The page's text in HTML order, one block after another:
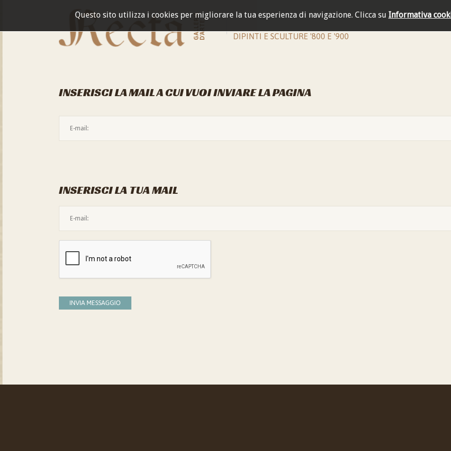
Questo sito utilizza i cookies per migliorare la tua esperienza di navigazione. Clicca su Informativa
GALLERIAD'ARTE DIPINTI E SCULTURE '800 E '900
INSERISCI LA MAIL A CUI VUOI INVIARE LA PAGINA
INSERISCI LA TUA MAIL
INVIA MESSAGGIO